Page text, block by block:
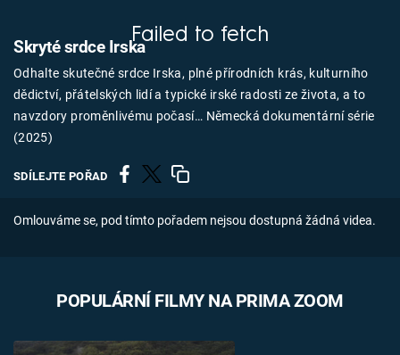
Témata
Témata
Pořady
TV Program
Sledujte prima+
Failed to fetch
Odhalte skutečné srdce Irska, plné přírodních krás, kulturního
dědictví, přátelských lidí a typické irské radosti ze života, a to
navzdory proměnlivému počasí… Německá dokumentární série
(2025)
SDÍLEJTE POŘAD
Skryté srdce Irska
Omlouváme se, pod tímto pořadem nejsou dostupná žádná videa.
POPULÁRNÍ FILMY NA PRIMA ZOOM